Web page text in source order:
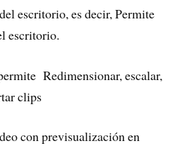
escritorio, es decir, Permite
escritorio.
Redimensionar, escalar,
clips
con previsualización en